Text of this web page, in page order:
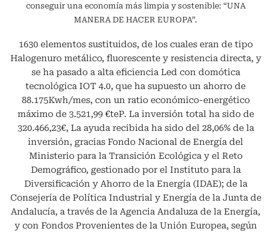
conseguir una economía más limpia y sostenible: “UNA
MANERA DE HACER EUROPA”.
1630 elementos sustituidos, de los cuales eran de tipo
Halogenuro metálico, fluorescente y resistencia directa, y
se ha pasado a alta eficiencia Led con domótica
tecnológica IOT 4.0, que ha supuesto un ahorro de
88.175Kwh/mes, con un ratio económico-energético
máximo de 3.521,99 €teP. La inversión total ha sido de
320.466,23€, La ayuda recibida ha sido del 28,06% de la
inversión, gracias Fondo Nacional de Energía del
Ministerio para la Transición Ecológica y el Reto
Demográfico, gestionado por el Instituto para la
Diversificación y Ahorro de la Energía (IDAE); de la
Consejería de Política Industrial y Energía de la Junta de
Andalucía, a través de la Agencia Andaluza de la Energía,
y con Fondos Provenientes de la Unión Europea, según